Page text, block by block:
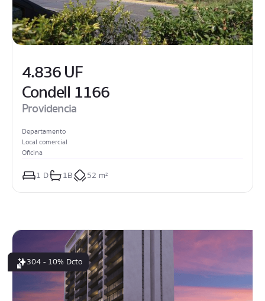
4.836 UF
Condell 1166
Providencia
Departamento
Local comercial
Oficina
1 D 1B 52 m²
304 - 10% Dcto